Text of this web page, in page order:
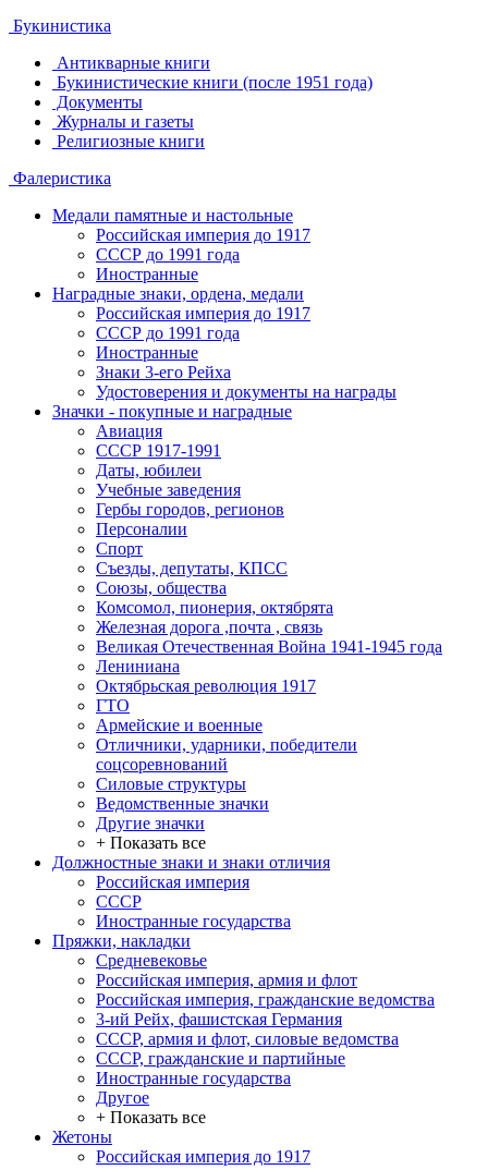
Букинистика
Антикварные книги
Букинистические книги (после 1951 года)
Документы
Журналы и газеты
Религиозные книги
Фалеристика
Медали памятные и настольные
Российская империя до 1917
СССР до 1991 года
Иностранные
Наградные знаки, ордена, медали
Российская империя до 1917
СССР до 1991 года
Иностранные
Знаки 3-его Рейха
Удостоверения и документы на награды
Значки - покупные и наградные
Авиация
СССР 1917-1991
Даты, юбилеи
Учебные заведения
Гербы городов, регионов
Персоналии
Спорт
Съезды, депутаты, КПСС
Союзы, общества
Комсомол, пионерия, октябрята
Железная дорога ,почта , связь
Великая Отечественная Война 1941-1945 года
Лениниана
Октябрьская революция 1917
ГТО
Армейские и военные
Отличники, ударники, победители
соцсоревнований
Силовые структуры
Ведомственные значки
Другие значки
+ Показать все
Должностные знаки и знаки отличия
Российская империя
СССР
Иностранные государства
Пряжки, накладки
Средневековье
Российская империя, армия и флот
Российская империя, гражданские ведомства
3-ий Рейх, фашистская Германия
СССР, армия и флот, силовые ведомства
СССР, гражданские и партийные
Иностранные государства
Другое
+ Показать все
Жетоны
Российская империя до 1917